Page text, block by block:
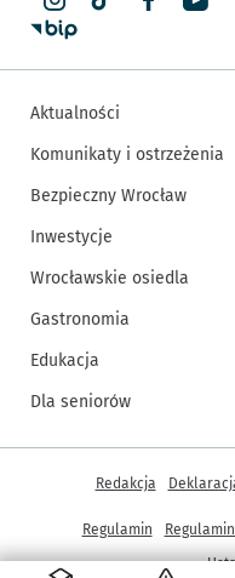
Aktualności
Komunikaty i ostrzeżenia
Bezpieczny Wrocław
Inwestycje
Wrocławskie osiedla
Gastronomia
Edukacja
Dla seniorów
Inne informacje
Redakcja
Regulamin